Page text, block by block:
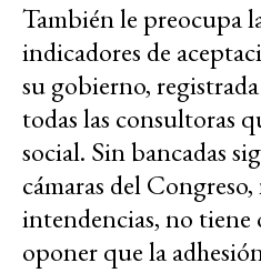
También le preocupa
indicadores de
su gobierno,
todas las consultoras
social. Sin bancadas
cámaras del
intendencias, no
oponer que la